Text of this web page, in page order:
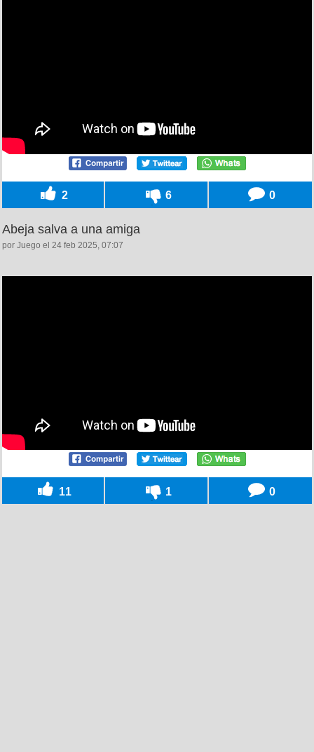
2 6 0
Abeja salva a una amiga
por Juego el 24 feb 2025, 07:07
11 1 0